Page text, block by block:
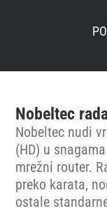
Nobeltec
Nobeltec nudi
(HD) u
mrežni router.
preko karata,
ostale